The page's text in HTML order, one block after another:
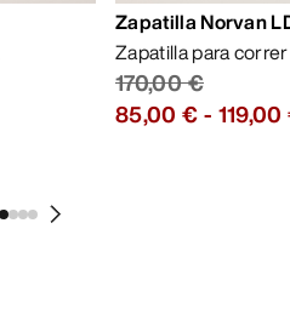
Zapatilla Norvan
Zapatilla para
170,00 €
85,00 €-